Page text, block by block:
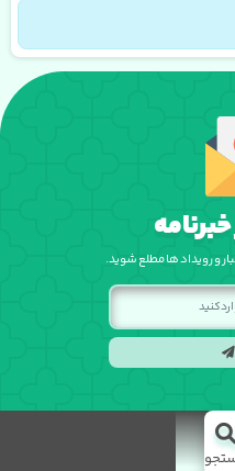
و رویداد ها مطلع شوید.